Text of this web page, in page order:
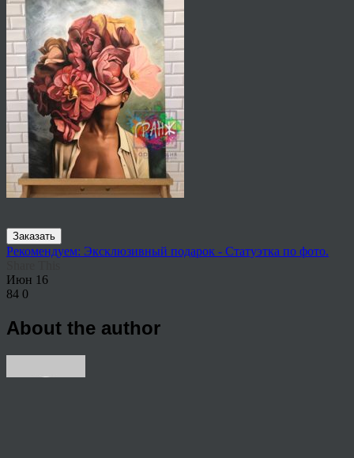
Заказать
Рекомендуем: Эксклюзивный подарок - Статуэтка по фото.
Июн 16
84 0
About the author